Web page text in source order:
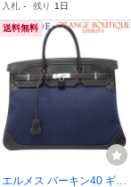
ィース
入札 - 残り 1日
送料無料
エルメス バーキン40 ギリ